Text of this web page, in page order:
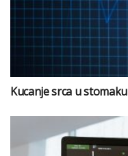
Kucanje srca u stomaku